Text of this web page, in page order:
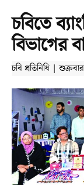
চবিতে
বিভাগের
চবি প্রতিনিধি |